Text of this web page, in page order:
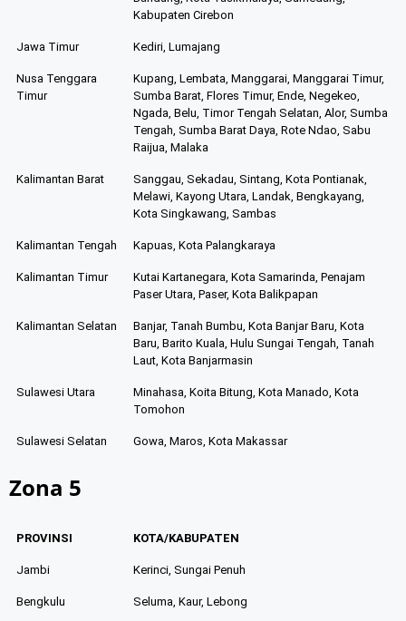
Kabupaten Cirebon
Jawa Timur Kediri, Lumajang
Nusa Tenggara
Timur
Kupang, Lembata, Manggarai, Manggarai Timur,
Sumba Barat, Flores Timur, Ende, Negekeo,
Ngada, Belu, Timor Tengah Selatan, Alor, Sumba
Tengah, Sumba Barat Daya, Rote Ndao, Sabu
Raijua, Malaka
Kalimantan Barat
Sanggau, Sekadau, Sintang, Kota Pontianak,
Melawi, Kayong Utara, Landak, Bengkayang,
Kota Singkawang, Sambas
Kalimantan Tengah Kapuas, Kota Palangkaraya
Kalimantan Timur
Kutai Kartanegara, Kota Samarinda, Penajam
Paser Utara, Paser, Kota Balikpapan
Kalimantan Selatan
Banjar, Tanah Bumbu, Kota Banjar Baru, Kota
Baru, Barito Kuala, Hulu Sungai Tengah, Tanah
Laut, Kota Banjarmasin
Sulawesi Utara
Minahasa, Koita Bitung, Kota Manado, Kota
Tomohon
Sulawesi Selatan Gowa, Maros, Kota Makassar
Zona 5
PROVINSI KOTA/KABUPATEN
Jambi Kerinci, Sungai Penuh
Bengkulu Seluma, Kaur, Lebong